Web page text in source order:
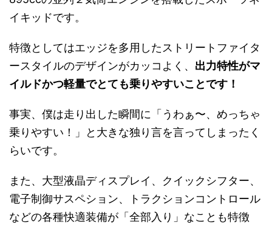
イキッドです。
特徴としてはエッジを多用したストリートファイタ
ースタイルのデザインがカッコよく、 出力特性がマ
イルドかつ軽量でとても乗りやすいことです！
事実、僕は走り出した瞬間に「うわぁ〜、めっちゃ
乗りやすい！」と大きな独り言を言ってしまったく
らいです。
また、大型液晶ディスプレイ、クイックシフター、
電子制御サスペション、トラクションコントロール
などの各種快適装備が「全部入り」なことも特徴